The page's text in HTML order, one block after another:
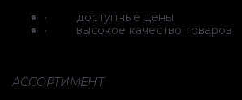
· доступные цены
· высокое качество товаров
АССОРТИМЕНТ